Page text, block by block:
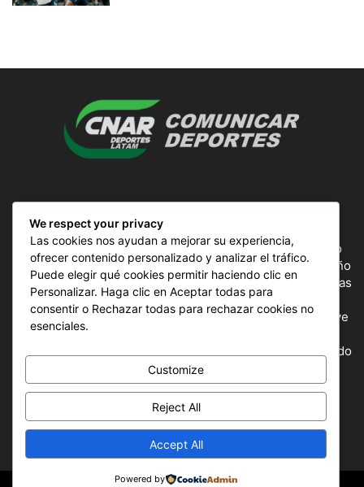
ComunicAr Deportes es un proyecto de noticias creado
por el director y Productor argentino Ale Gordillo en el año
2018, perteneciente a CnAr Latam y MS Interactiva noticias
deportivas de todo el continente latinoamericano y el
mundo, todos los deportes en un solo sitio, donde se vive
la pasión por esta actividad, nuestros periodistas
capacitados para mostrar la información precisa del mundo
deportivo.
SÍGUENOS
We respect your privacy
Las cookies nos ayudan a mejorar su experiencia,
ofrecer contenido personalizado y analizar el tráfico.
Puede elegir qué cookies permitir haciendo clic en
Personalizar. Haga clic en Aceptar todas para
consentir o Rechazar todas para rechazar cookies no
esenciales.
Customize
Reject All
Accept All
Powered by